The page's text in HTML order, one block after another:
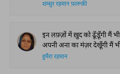
शम्सुर रहमान फ़ारूक़ी
इन लफ़्ज़ों में ख़ुद को ढूँडूँगी मैं भी
अपनी अना का मंज़र देखूँगी मैं
हुमैरा रहमान